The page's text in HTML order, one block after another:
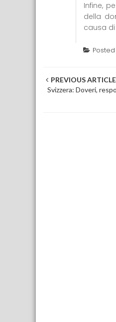
Infine,
della
causa
Post
PREVIOUS ARTICLE
Svizzera: Doveri,